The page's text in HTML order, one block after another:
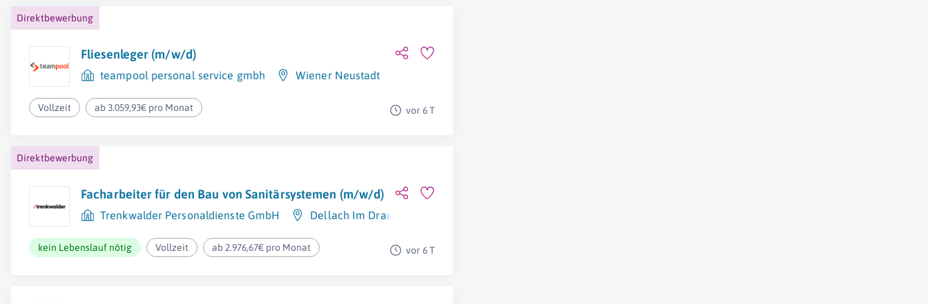
Direktbewerbung
Fliesenleger (m/w/d)
teampool personal service gmbh Wiener Neustadt
Vollzeit ab 3.059,93€ pro Monat vor 6 T
Direktbewerbung
Facharbeiter für den Bau von Sanitärsystemen (m/w/d)
Trenkwalder Personaldienste GmbH Dellach Im Drautal
kein Lebenslauf nötig Vollzeit ab 2.976,67€ pro Monat vor 6 T